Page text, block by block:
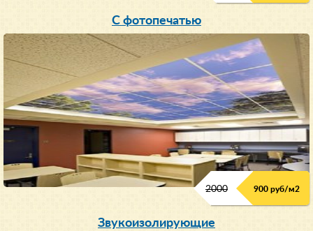
С фотопечатью
2000 900 руб/м2
Звукоизолирующие